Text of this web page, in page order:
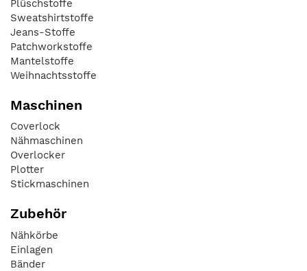
Plüschstoffe
Sweatshirtstoffe
Jeans-Stoffe
Patchworkstoffe
Mantelstoffe
Weihnachtsstoffe
Maschinen
Coverlock
Nähmaschinen
Overlocker
Plotter
Stickmaschinen
Zubehör
Nähkörbe
Einlagen
Bänder